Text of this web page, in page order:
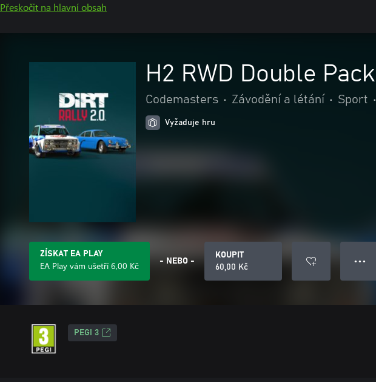
Přeskočit na hlavní obsah
H2 RWD Double Pack
Codemasters • Závodění a létání • Sport •
Vyžaduje hru
ZÍSKAT EA PLAY
EA Play vám ušetří 6,00 Kč - NEBO -
KOUPIT
60,00 Kč
● ● ●
PEGI 3